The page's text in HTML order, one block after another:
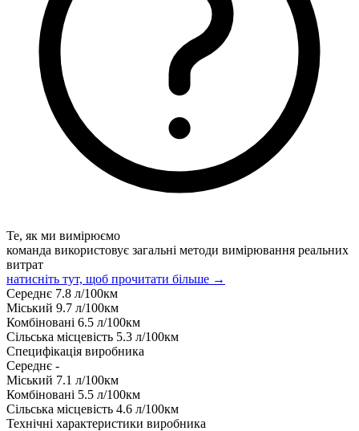
Те, як ми вимірюємо
команда використовує загальні методи вимірювання реальних
витрат
натисніть тут, щоб прочитати більше →
Середнє 7.8 л/100км
Міський 9.7 л/100км
Комбіновані 6.5 л/100км
Сільська місцевість 5.3 л/100км
Специфікація виробника
Середнє -
Міський 7.1 л/100км
Комбіновані 5.5 л/100км
Сільська місцевість 4.6 л/100км
Технічні характеристики виробника